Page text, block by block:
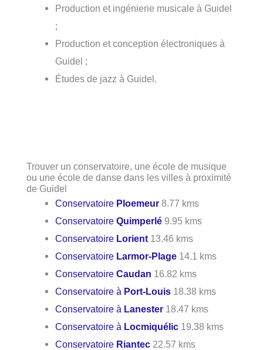
Production et ingénierie musicale à Guidel
;
Production et conception électroniques à
Guidel ;
Études de jazz à Guidel.
Trouver un conservatoire, une école de musique
ou une école de danse dans les villes à proximité
de Guidel
Conservatoire Ploemeur 8.77 kms
ConservatoireQuimperlé 9.95 kms
Conservatoire Lorient 13.46 kms
Conservatoire Larmor-Plage 14.1 kms
ConservatoireCaudan 16.82 kms
Conservatoire à Port-Louis 18.38 kms
Conservatoire à Lanester 18.47 kms
Conservatoire à Locmiquélic 19.38 kms
Conservatoire Riantec 22.57 kms